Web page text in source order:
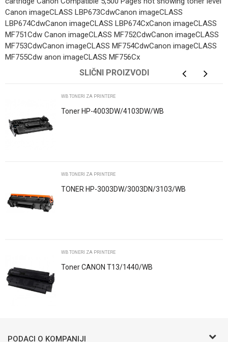
Canon imageCLASS LBP673CdwCanon imageCLASS
LBP674CdwCanon imageCLASS LBP674CxCanon imageCLASS
MF751Cdw Canon imageCLASS MF752CdwCanon imageCLASS
MF753CdwCanon imageCLASS MF754CdwCanon imageCLASS
MF755Cdw anon imageCLASS MF756Cx
Email
Trenutno nema komentara
SLIČNI PROIZVODI
WB TONERI ZA PRINTERE
Toner HP-4003DW/4103DW/WB
WB TONERI ZA PRINTERE
TONER HP-3003DW/3003DN/3103/WB
WB TONERI ZA PRINTERE
Toner CANON T13/1440/WB
PODACI O KOMPANIJI